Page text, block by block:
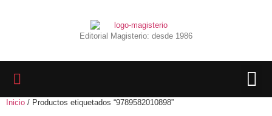
Editorial Magisterio: desde 1986
Inicio / Productos etiquetados “9789582010898”